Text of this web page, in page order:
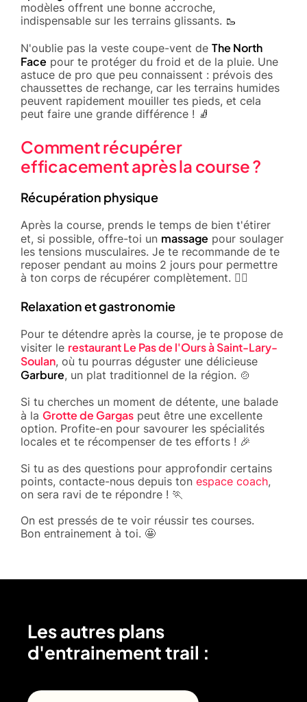
modèles offrent une bonne accroche,
indispensable sur les terrains glissants. 🥾
N'oublie pas la veste coupe-vent de The North
Face pour te protéger du froid et de la pluie. Une
astuce de pro que peu connaissent : prévois des
chaussettes de rechange, car les terrains humides
peuvent rapidement mouiller tes pieds, et cela
peut faire une grande différence ! 🧦
Comment récupérer
efficacement après la course ?
Récupération physique
Après la course, prends le temps de bien t'étirer
et, si possible, offre-toi un massage pour soulager
les tensions musculaires. Je te recommande de te
reposer pendant au moins 2 jours pour permettre
à ton corps de récupérer complètement. 💆‍♂️
Relaxation et gastronomie
Pour te détendre après la course, je te propose de
visiter le restaurant Le Pas de l'Ours à Saint-Lary-
Soulan, où tu pourras déguster une délicieuse
Garbure, un plat traditionnel de la région. 🍲
Si tu cherches un moment de détente, une balade
à la Grotte de Gargas peut être une excellente
option. Profite-en pour savourer les spécialités
locales et te récompenser de tes efforts ! 🎉
Si tu as des questions pour approfondir certains
points, contacte-nous depuis ton espace coach,
on sera ravi de te répondre ! 🏃
On est pressés de te voir réussir tes courses.
Bon entrainement à toi. 🤩
Les autres plans
d'entrainement trail :